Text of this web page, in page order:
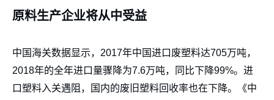
原料生产企业将从中受益
中国海关数据显示，2017年中国进口废塑料达705万吨，
2018年的全年进口量骤降为7.6万吨，同比下降99%。进
口塑料入关遇阻，国内的废旧塑料回收率也在下降。《中